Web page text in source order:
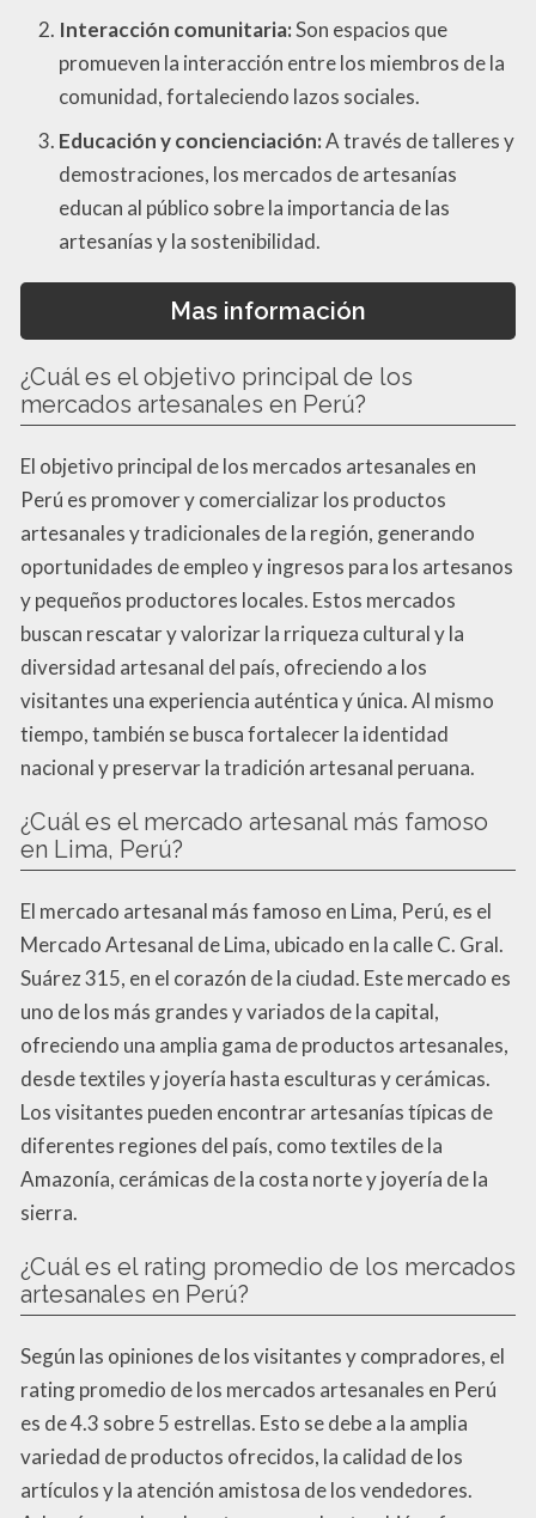
Interacción comunitaria:Son espacios que
promueven la interacción entre los miembros de la
comunidad, fortaleciendo lazos sociales.
Educación y concienciación:A través de talleres y
demostraciones, los mercados de artesanías
educan al público sobre la importancia de las
artesanías y la sostenibilidad.
Mas información
¿Cuál es el objetivo principal de los
mercados artesanales en Perú?
El objetivo principal de los mercados artesanales en
Perú es promover y comercializar los productos
artesanales y tradicionales de la región, generando
oportunidades de empleo y ingresos para los artesanos
y pequeños productores locales. Estos mercados
buscan rescatar y valorizar la rriqueza cultural y la
diversidad artesanal del país, ofreciendo a los
visitantes una experiencia auténtica y única. Al mismo
tiempo, también se busca fortalecer la identidad
nacional y preservar la tradición artesanal peruana.
¿Cuál es el mercado artesanal más famoso
en Lima, Perú?
El mercado artesanal más famoso en Lima, Perú, es el
Mercado Artesanal de Lima, ubicado en la calle C. Gral.
Suárez 315, en el corazón de la ciudad. Este mercado es
uno de los más grandes y variados de la capital,
ofreciendo una amplia gama de productos artesanales,
desde textiles y joyería hasta esculturas y cerámicas.
Los visitantes pueden encontrar artesanías típicas de
diferentes regiones del país, como textiles de la
Amazonía, cerámicas de la costa norte y joyería de la
sierra.
¿Cuál es el rating promedio de los mercados
artesanales en Perú?
Según las opiniones de los visitantes y compradores, el
rating promedio de los mercados artesanales en Perú
es de 4.3 sobre 5 estrellas. Esto se debe a la amplia
variedad de productos ofrecidos, la calidad de los
artículos y la atención amistosa de los vendedores.